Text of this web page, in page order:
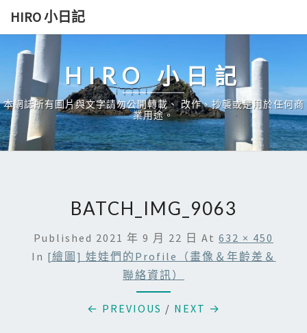
Skip
content
HIRO 小日記
HIRO 小日記
本網誌所有圖片與文字請勿公開轉載、 改作、抄襲或是用於任何商
業用途。
BATCH_IMG_9063
Published 2021 年 9 月 22 日 At 632 × 450
In [繪圖] 娃娃們的Profile（畫像＆年齡差＆
聯絡資訊）
← PREVIOUS / NEXT →